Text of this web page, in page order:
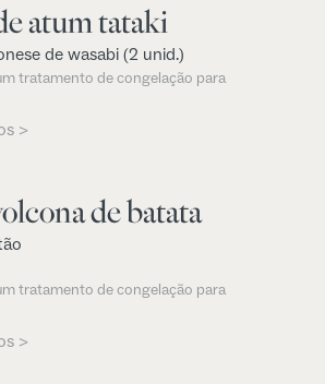
atum tataki
de wasabi (2 unid.)
tratamento de congelação para
>
de batata
tratamento de congelação para
>